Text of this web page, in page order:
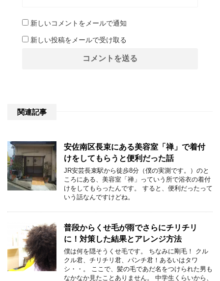
新しいコメントをメールで通知
新しい投稿をメールで受け取る
関連記事
安佐南区長束にある美容室「禅」で着付
けをしてもらうと便利だった話
JR安芸長束駅から徒歩8分（僕の実測です。）のと
ころにある、美容室「禅」っていう所で浴衣の着付
けをしてもらったんです。 すると、便利だったって
いう話なんですけどね。
普段からくせ毛が雨でさらにチリチリ
に！対策した結果とアレンジ方法
僕は何を隠そうくせ毛です。 ちなみに剛毛！ クル
クル君、チリチリ君、パンチ君！あるいはタワ
シ・・。 ここで、髪の毛であだ名をつけられた男も
なかなか見たことありません。 中学生くらいから、